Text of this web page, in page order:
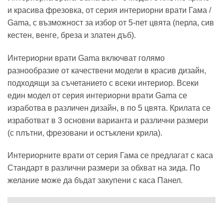
и красива фрезовка, от серия интериорни врати Гама /
Gama, с възможност за избор от 5-пет цвята (перла, сив
кестен, венге, бреза и златен дъб).
Интериорни врати Gama включват голямо
разнообразие от качествени модели в красив дизайн,
подходящи за съчетанието с всеки интериор. Всеки
един модел от серия интериорни врати Gama се
изработва в различен дизайн, в по 5 цвята. Крилата се
изработват в 3 основни варианта и различни размери
(с плътни, фрезовани и остъклени крила).
Интериорните врати от серия Гама се предлагат с каса
Стандарт в различни размери за обхват на зида. По
желание може да бъдат закупени с каса Панел.